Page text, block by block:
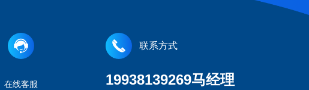
在线客服
联系方式
19938139269马经理